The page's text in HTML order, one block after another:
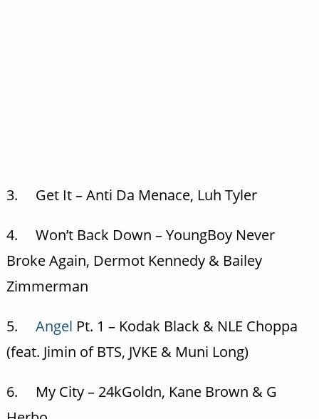
3. Get It – Anti Da Menace, Luh Tyler
4. Won’t Back Down – YoungBoy Never
Broke Again, Dermot Kennedy & Bailey
Zimmerman
5. Angel Pt. 1 – Kodak Black & NLE Choppa
(feat. Jimin of BTS, JVKE & Muni Long)
6. My City – 24kGoldn, Kane Brown & G